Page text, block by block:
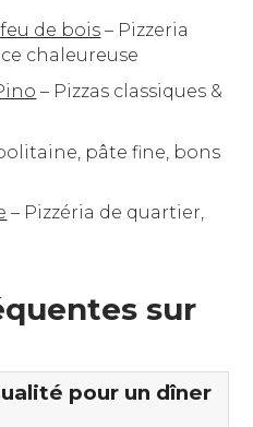
de bois – Pizzeria
chaleureuse
– Pizzas classiques &
pâte fine, bons
– Pizzéria de quartier,
sur
pour un dîner